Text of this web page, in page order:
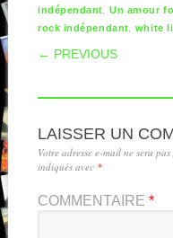
indépendant
,Un amour
rock indépendant white
POST
← PREVIOUS
LAISSER UN
Votre adresse e-mail ne sera pas
indiqués avec *
COMMENTAIRE *